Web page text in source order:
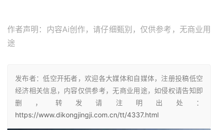
作者声明：内容Ai创作，请仔细甄别，仅供参考，无商业用
途
发布者：低空开拓者，欢迎各大媒体和自媒体，注册投稿低空
经济相关信息，内容仅供参考，无商业用途，如侵权请告知即
删，转发请注明出处：
https://www.dikongjingji.com.cn/tt/4337.html